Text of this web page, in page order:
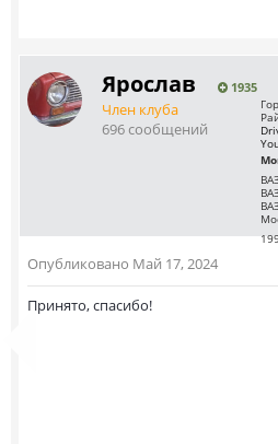
Ярослав 1935
Член клуба
696 сообщений
Опубликовано Май 17, 2024
Принято, спасибо!